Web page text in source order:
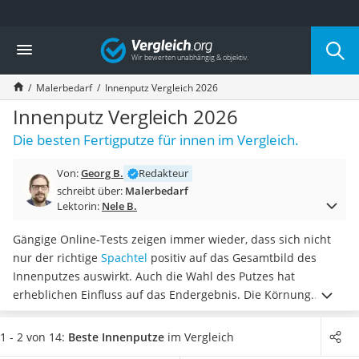
Die beliebtesten Vergleiche nach Kategorie
Baumarkt
Tresor feuerfest
Makita-Akku-Rasenmäher
Kappsäge
Smartes Türschloss
Akku-Rasentrimmer
Feuchtigkeitsmessgerät
Split-Klimaanlage 2 Innengeräte
Pelletofen
Tiefbrunnenpumpe
Fliesenschneider
Hochdruckreiniger
Doppelschleifer
Überwachungskamera
Benzinrasenmäher mit Elektrostart
Vergleich
Malerbedarf Innenputz Vergleich 2026
Innenputz Vergleich 2026
Die besten Fertigputze für innen im Vergleich.
Von:Georg B.
Redakteur
schreibt über: Malerbedarf
Lektorin: Nele B.
Gängige Online-Tests zeigen immer wieder, dass sich nicht
nur der richtige Spachtel positiv auf das Gesamtbild des
Innenputzes auswirkt. Auch die Wahl des Putzes hat
erheblichen Einfluss auf das Endergebnis. Die Körnung
entscheidet beispielsweise, wieprägnant oder fein das
Resultat ausschaut . Für gewöhnlich wird ein feinerer
1 - 2 von 14: Beste Innenputze im Vergleich